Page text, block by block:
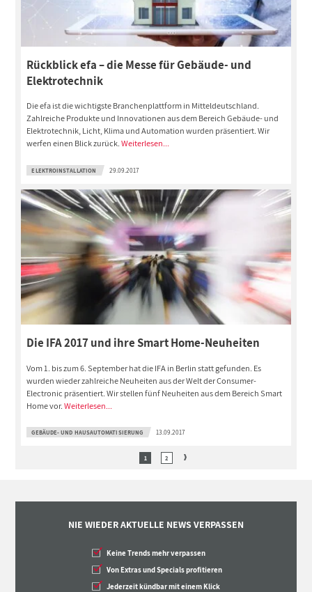
Rückblick efa – die Messe für Gebäude- und
Elektrotechnik
Die efa ist die wichtigste Branchenplattform in Mitteldeutschland.
Zahlreiche Produkte und Innovationen aus dem Bereich Gebäude- und
Elektrotechnik, Licht, Klima und Automation wurden präsentiert. Wir
werfen einen Blick zurück.Weiterlesen...
ELEKTROINSTALLATION 29.09.2017
Die IFA 2017 und ihre Smart Home-Neuheiten
Vom 1. bis zum 6. September hat die IFA in Berlin statt gefunden. Es
wurden wieder zahlreiche Neuheiten aus der Welt der Consumer-
Electronic präsentiert. Wir stellen fünf Neuheiten aus dem Bereich Smart
Home vor.Weiterlesen...
GEBÄUDE- UND HAUSAUTOMATISIERUNG 13.09.2017
1 2
NIE WIEDER AKTUELLE NEWS VERPASSEN
Keine Trends mehr verpassen
Von Extras und Specials profitieren
Jederzeit kündbar mit einem Klick